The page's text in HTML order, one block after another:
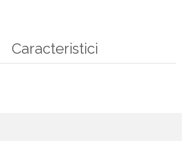
Caracteristici